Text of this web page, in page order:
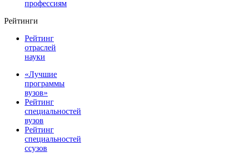
профессиям
Рейтинги
Рейтинг
отраслей
науки
«Лучшие
программы
вузов»
Рейтинг
специальностей
вузов
Рейтинг
специальностей
ссузов